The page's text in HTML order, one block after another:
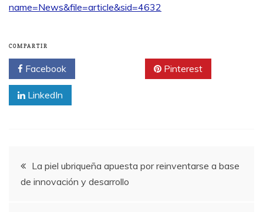
name=News&file=article&sid=4632
COMPARTIR
Facebook Pinterest
LinkedIn
Navegación
de
La piel ubriqueña apuesta por reinventarse a base
de innovación y desarrollo